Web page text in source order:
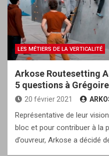
LES MÉTIERS DE LA VERTICALITÉ
Arkose Routesetting
5 questions à
20 février 2021
Représentative de leur
bloc et pour contribuer à la
d’ouvreur, Arkose a décidé